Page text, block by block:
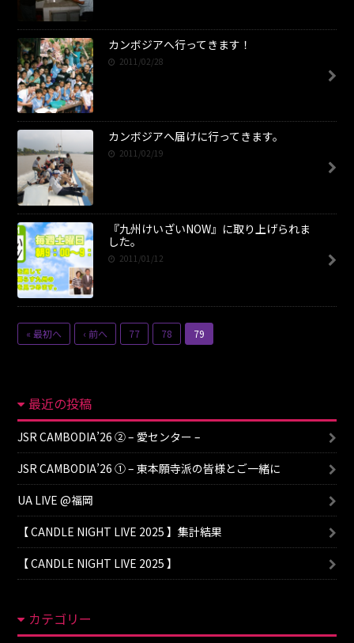
カンボジアへ行ってきます！
2011/02/28
カンボジアへ届けに行ってきます。
2011/02/19
『九州けいざいNOW』に取り上げられま
した。
2011/01/12
« 最初へ ‹ 前へ 77 78 79
最近の投稿
JSR CAMBODIA’26 ② – 愛センター –
JSR CAMBODIA’26 ① – 東本願寺派の皆様とご一緒に
UA LIVE @福岡
【 CANDLE NIGHT LIVE 2025 】集計結果
【 CANDLE NIGHT LIVE 2025 】
カテゴリー